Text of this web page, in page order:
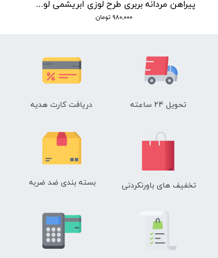
پیراهن مردانه بربری طرح لوزی ابریشمی لوکس
۹۸۰,۰۰۰ تومان
تحویل 24 ساعته دریافت کارت هدیه
تخفیف های باورنکردنی بسته بندی ضد ضربه